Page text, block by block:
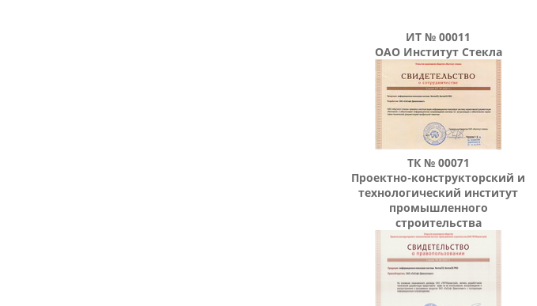
ИТ № 00011
ОАО Институт Стекла
ТК № 00071
Проектно-конструкторский и
технологический институт
промышленного
строительства